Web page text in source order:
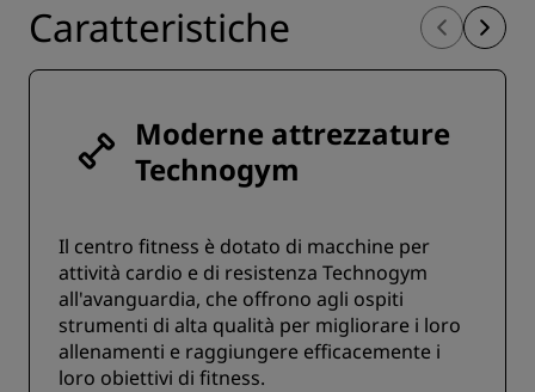
Caratteristiche
Moderne attrezzature
Technogym
Il centro fitness è dotato di macchine per
attività cardio e di resistenza Technogym
all'avanguardia, che offrono agli ospiti
strumenti di alta qualità per migliorare i loro
allenamenti e raggiungere efficacemente i
loro obiettivi di fitness.